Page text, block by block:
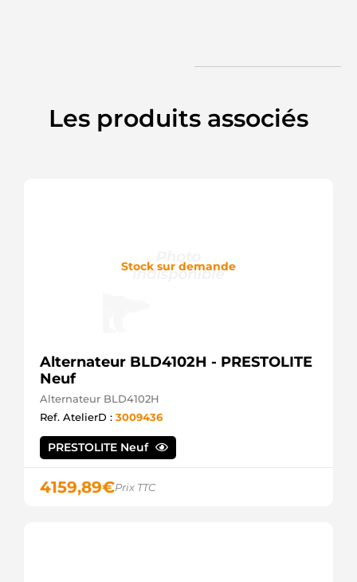
Les produits associés
Stock sur demande
Alternateur BLD4102H - PRESTOLITE
Neuf
Alternateur BLD4102H
Ref. AtelierD : 3009436
PRESTOLITE Neuf
4159,89€Prix TTC